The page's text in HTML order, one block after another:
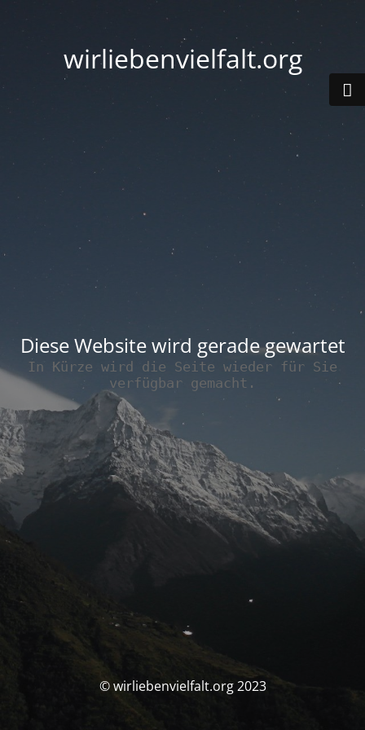
wirliebenvielfalt.org
Diese Website wird gerade gewartet
In Kürze wird die Seite wieder für Sie
verfügbar gemacht.
© wirliebenvielfalt.org 2023